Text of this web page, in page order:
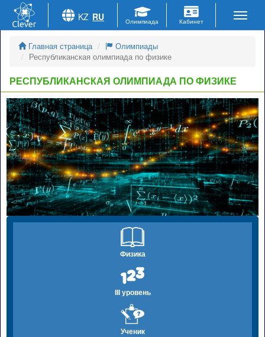
Главная страница
Олимпиады
Республиканская олимпиада по физике
РЕСПУБЛИКАНСКАЯ ОЛИМПИАДА ПО ФИЗИКЕ
Физика
III уровень
Ученик
KZ RU